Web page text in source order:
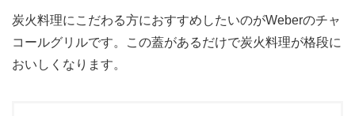
炭火料理にこだわる方におすすめしたいのがWeberのチャ
コールグリルです。この蓋があるだけで炭火料理が格段に
おいしくなります。